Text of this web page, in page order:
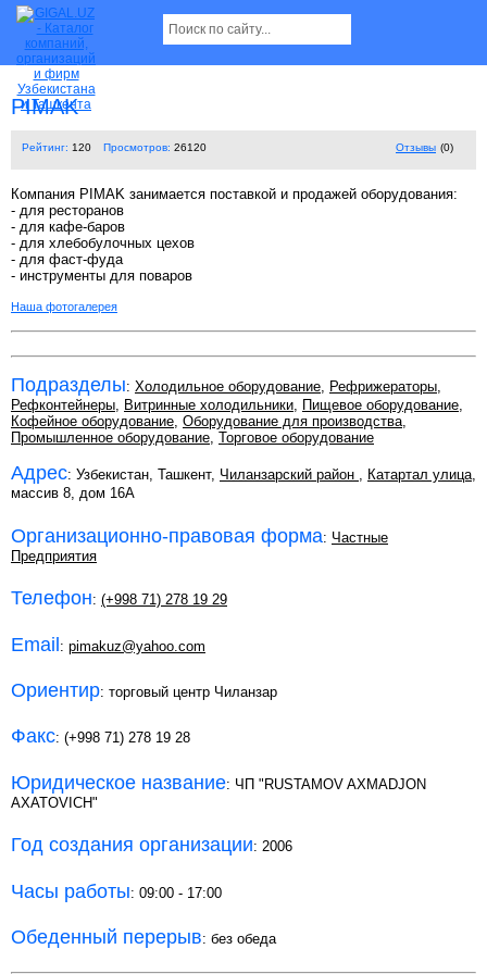
PIMAK
Рейтинг: 120 Просмотров: 26120 Отзывы (0)
Компания PIMAK занимается поставкой и продажей оборудования:
- для ресторанов
- для кафе-баров
- для хлебобулочных цехов
- для фаст-фуда
- инструменты для поваров
Наша фотогалерея
Подразделы: Холодильное оборудование, Рефрижераторы,
Рефконтейнеры, Витринные холодильники, Пищевое оборудование,
Кофейное оборудование, Оборудование для производства,
Промышленное оборудование, Торговое оборудование
Адрес: Узбекистан, Ташкент, Чиланзарский район , Катартал улица,
массив 8, дом 16А
Организационно-правовая форма: Частные
Предприятия
Телефон: (+998 71) 278 19 29
Email: pimakuz@yahoo.com
Ориентир: торговый центр Чиланзар
Факс: (+998 71) 278 19 28
Юридическое название: ЧП "RUSTAMOV AXMADJON
AXATOVICH"
Год создания организации: 2006
Часы работы: 09:00 - 17:00
Обеденный перерыв: без обеда